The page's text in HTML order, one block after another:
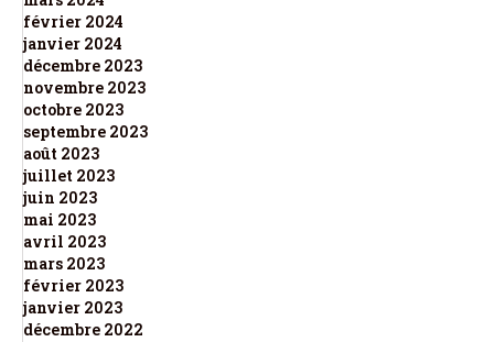
février 2024
janvier 2024
décembre 2023
novembre 2023
octobre 2023
septembre 2023
août 2023
juillet 2023
juin 2023
mai 2023
avril 2023
mars 2023
février 2023
janvier 2023
décembre 2022